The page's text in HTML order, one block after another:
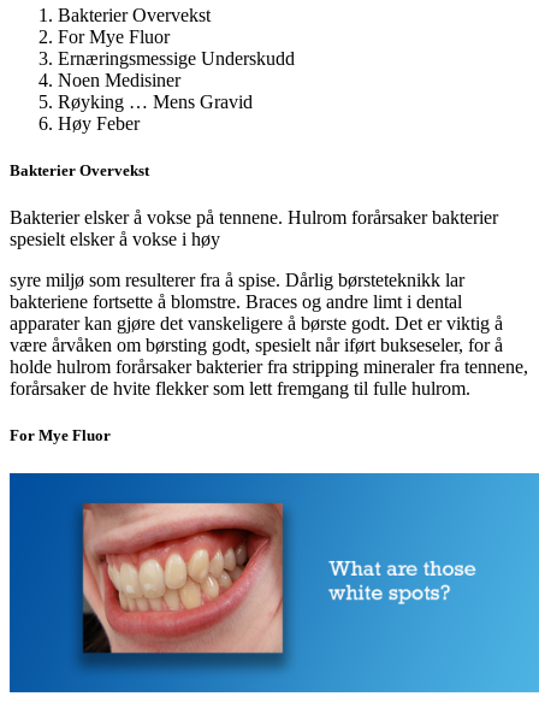
Bakterier Overvekst
For Mye Fluor
Ernæringsmessige Underskudd
Noen Medisiner
Røyking … Mens Gravid
Høy Feber
Bakterier Overvekst
Bakterier elsker å vokse på tennene. Hulrom forårsaker bakterier
spesielt elsker å vokse i høy
syre miljø som resulterer fra å spise. Dårlig børsteteknikk lar
bakteriene fortsette å blomstre. Braces og andre limt i dental
apparater kan gjøre det vanskeligere å børste godt. Det er viktig å
være årvåken om børsting godt, spesielt når iført bukseseler, for å
holde hulrom forårsaker bakterier fra stripping mineraler fra tennene,
forårsaker de hvite flekker som lett fremgang til fulle hulrom.
For Mye Fluor